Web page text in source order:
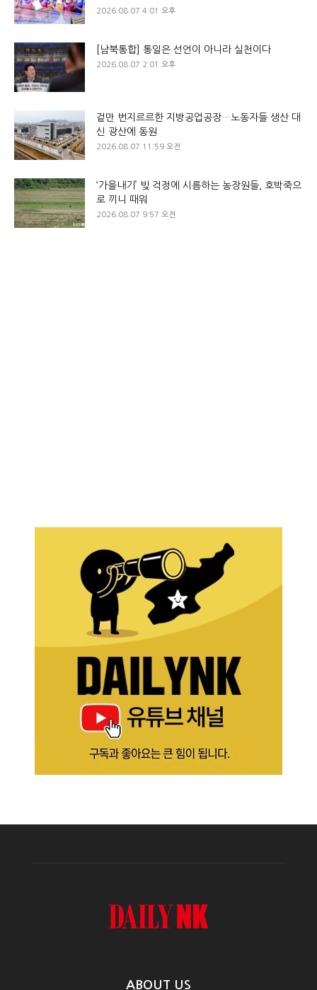
2026.08.07 4:01 오후
[남북통합] 통일은 선언이 아니라 실천이다
2026.08.07 2:01 오후
겉만 번지르르한 지방공업공장…노동자들 생산 대
신 광산에 동원
2026.08.07 11:59 오전
‘가을내기’ 빚 걱정에 시름하는 농장원들, 호박죽으
로 끼니 때워
2026.08.07 9:57 오전
ABOUT US